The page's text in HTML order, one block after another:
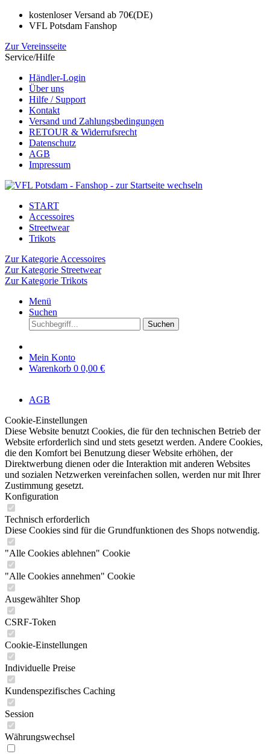
kostenloser Versand ab 70€(DE)
VFL Potsdam Fanshop
Zur Vereinsseite
Service/Hilfe
Händler-Login
Über uns
Hilfe / Support
Kontakt
Versand und Zahlungsbedingungen
RETOUR & Widerrufsrecht
Datenschutz
AGB
Impressum
START
Accessoires
Streetwear
Trikots
Zur Kategorie Accessoires
Zur Kategorie Streetwear
Zur Kategorie Trikots
Menü
Suchen
Suchen
Mein Konto
Warenkorb 0 0,00 €
AGB
Cookie-Einstellungen
Diese Website benutzt Cookies, die für den technischen Betrieb der
Website erforderlich sind und stets gesetzt werden. Andere Cookies,
die den Komfort bei Benutzung dieser Website erhöhen, der
Direktwerbung dienen oder die Interaktion mit anderen Websites
und sozialen Netzwerken vereinfachen sollen, werden nur mit Ihrer
Zustimmung gesetzt.
Konfiguration
Technisch erforderlich
Diese Cookies sind für die Grundfunktionen des Shops notwendig.
"Alle Cookies ablehnen" Cookie
"Alle Cookies annehmen" Cookie
Ausgewählter Shop
CSRF-Token
Cookie-Einstellungen
Individuelle Preise
Kundenspezifisches Caching
Session
Währungswechsel